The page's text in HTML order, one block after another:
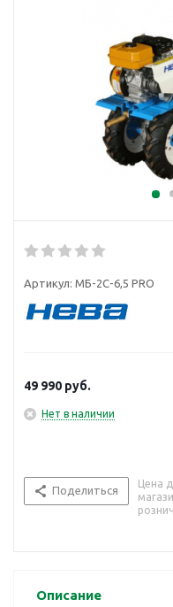
Артикул: МБ-2С-6,5 PRO
49 990 руб.
Нет в наличии
Поделиться
Цена
Описание